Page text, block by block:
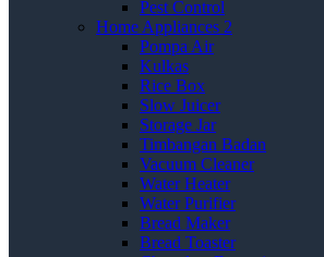
Pest Control
Home Appliances 2
Pompa Air
Kulkas
Rice Box
Slow Juicer
Storage Jar
Timbangan Badan
Vacuum Cleaner
Water Heater
Water Purifier
Bread Maker
Bread Toaster